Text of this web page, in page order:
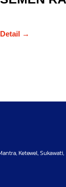
Detail →
Ketewel, Sukawati,